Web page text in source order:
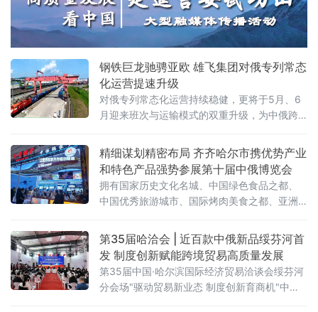
币的货物启程赴俄，标志着绥芬河口岸跨境铁
路运能实现新跃升。
钢铁巨龙驰骋亚欧 雄飞集团对俄专列常态
化运营提速升级
对俄专列常态化运营持续稳健，更将于5月、6
月迎来班次与运输模式的双重升级，为中俄跨
精细谋划精密布局 齐齐哈尔市携优势产业
和特色产品强势参展第十届中俄博览会
拥有国家历史文化名城、中国绿色食品之都、
中国优秀旅游城市、国际烤肉美食之都、亚洲
特色产品强势参展。齐齐哈尔展区以“大国重
器，北国粮仓”为主题惊艳亮相第十届中俄博览
会，总面积 112.5 平方米，聚焦齐齐
第35届哈洽会 | 近百款中俄新品绥芬河首
发 制度创新赋能跨境贸易高质量发展
第35届中国·哈尔滨国际经济贸易洽谈会绥芬河
分会场"驱动贸易新业态 制度创新育商机"中俄